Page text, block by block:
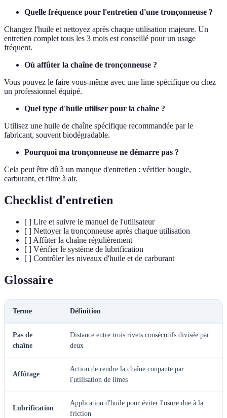
Quelle fréquence pour l'entretien d'une tronçonneuse ?
Changez l'huile et nettoyez après chaque utilisation majeure. Un
entretien complet tous les 3 mois est conseillé pour un usage
fréquent.
Où affûter la chaîne de tronçonneuse ?
Vous pouvez le faire vous-même avec une lime spécifique ou chez
un professionnel équipé.
Quel type d'huile utiliser pour la chaîne ?
Utilisez une huile de chaîne spécifique recommandée par le
fabricant, souvent biodégradable.
Pourquoi ma tronçonneuse ne démarre pas ?
Cela peut être dû à un manque d'entretien : vérifier bougie,
carburant, et filtre à air.
Checklist d'entretien
[ ] Lire et suivre le manuel de l'utilisateur
[ ] Nettoyer la tronçonneuse après chaque utilisation
[ ] Affûter la chaîne régulièrement
[ ] Vérifier le système de lubrification
[ ] Contrôler les niveaux d'huile et de carburant
Glossaire
Terme Définition
Pas de
chaîne
Distance entre trois rivets consécutifs divisée par
deux
Affûtage
Action de rendre la chaîne coupante par
l'utilisation de limes
Lubrification
Application d'huile pour éviter l'usure due à la
friction